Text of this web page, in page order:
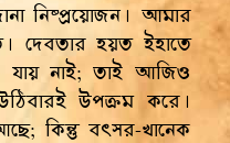
নিষ্প্রয়োজন। আমার
দেবতার হয়ত ইহাতে
যায় নাই; তাই আজিও
উপক্রম করে।
কিন্তু বৎসর-খানেক